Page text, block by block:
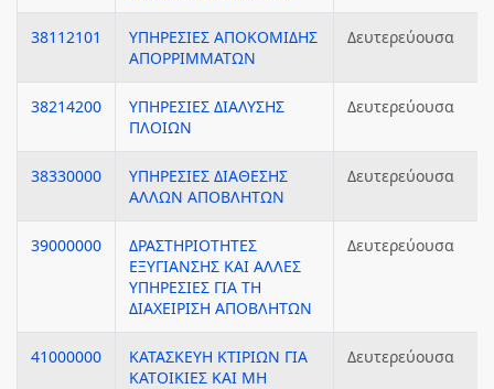
38112101
ΥΠΗΡΕΣΙΕΣ ΑΠΟΚΟΜΙΔΗΣ
ΑΠΟΡΡΙΜΜΑΤΩΝ
Δευτερεύουσα
38214200
ΥΠΗΡΕΣΙΕΣ ΔΙΑΛΥΣΗΣ
ΠΛΟΙΩΝ
Δευτερεύουσα
38330000
ΥΠΗΡΕΣΙΕΣ ΔΙΑΘΕΣΗΣ
ΑΛΛΩΝ ΑΠΟΒΛΗΤΩΝ
Δευτερεύουσα
39000000
ΔΡΑΣΤΗΡΙΟΤΗΤΕΣ
ΕΞΥΓΙΑΝΣΗΣ ΚΑΙ ΑΛΛΕΣ
ΥΠΗΡΕΣΙΕΣ ΓΙΑ ΤΗ
ΔΙΑΧΕΙΡΙΣΗ ΑΠΟΒΛΗΤΩΝ
Δευτερεύουσα
41000000
ΚΑΤΑΣΚΕΥΗ ΚΤΙΡΙΩΝ ΓΙΑ
ΚΑΤΟΙΚΙΕΣ ΚΑΙ ΜΗ
Δευτερεύουσα